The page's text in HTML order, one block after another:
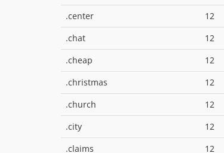
.center 12
.chat 12
.cheap 12
.christmas 12
.church 12
.city 12
.claims 12